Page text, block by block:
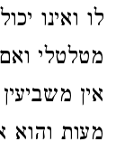
לו ואינו יכול
מטלטלי
אין
מעות והוא